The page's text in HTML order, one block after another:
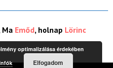
Ma Emőd, holnap Lörinc
optimalizálása érdekében
Elfogadom